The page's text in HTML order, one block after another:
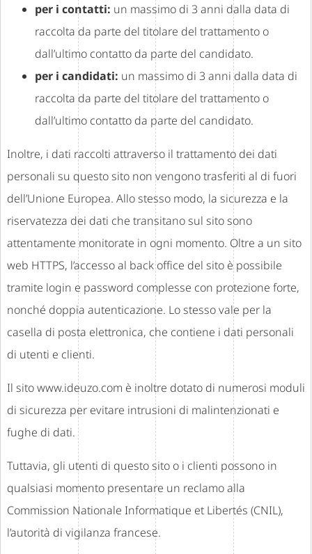
per i contatti: un massimo di 3 anni dalla data di
raccolta da parte del titolare del trattamento o
dall’ultimo contatto da parte del candidato.
per i candidati: un massimo di 3 anni dalla data di
raccolta da parte del titolare del trattamento o
dall’ultimo contatto da parte del candidato.
Inoltre, i dati raccolti attraverso il trattamento dei dati
personali su questo sito non vengono trasferiti al di fuori
dell’Unione Europea. Allo stesso modo, la sicurezza e la
riservatezza dei dati che transitano sul sito sono
attentamente monitorate in ogni momento. Oltre a un sito
web HTTPS, l’accesso al back office del sito è possibile
tramite login e password complesse con protezione forte,
nonché doppia autenticazione. Lo stesso vale per la
casella di posta elettronica, che contiene i dati personali
di utenti e clienti.
Il sito www.ideuzo.com è inoltre dotato di numerosi moduli
di sicurezza per evitare intrusioni di malintenzionati e
fughe di dati.
Tuttavia, gli utenti di questo sito o i clienti possono in
qualsiasi momento presentare un reclamo alla
Commission Nationale Informatique et Libertés (CNIL),
l’autorità di vigilanza francese.